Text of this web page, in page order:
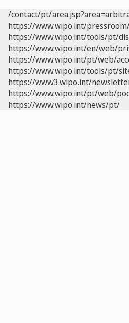
/contact/pt/
https://www.wipo.int/
https://www.wipo.int/tools/pt/
https://www.wipo.int/en/web/
https://www.wipo.int/pt/web/
https://www.wipo.int/tools/pt/
https://www3.wipo.int/
https://www.wipo.int/pt/web/
https://www.wipo.int/news/pt/